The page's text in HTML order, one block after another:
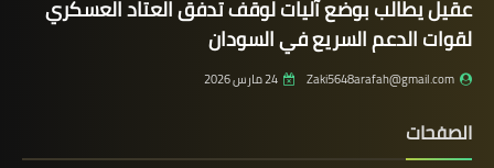
عقيل يطالب بوضع آليات لوقف تدفق العتاد العسكري
لقوات الدعم السريع في السودان
Zaki5648arafah@gmail.com 24 مارس 2026
الصفحات